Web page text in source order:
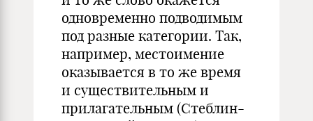
одновременно подводимым
под разные категории. Так,
например, местоимение
оказывается в то же время
и существительным и
прилагательным (Стеблин-